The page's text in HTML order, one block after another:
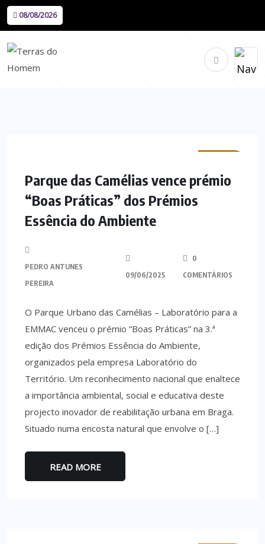
08/08/2026
Parque das Camélias vence prémio
“Boas Práticas” dos Prémios
Essência do Ambiente
PEDRO ANTUNES
PEREIRA
09/06/2025
0
COMENTÁRIOS
O Parque Urbano das Camélias – Laboratório para a
EMMAC venceu o prémio “Boas Práticas” na 3.ª
edição dos Prémios Essência do Ambiente,
organizados pela empresa Laboratório do
Território. Um reconhecimento nacional que enaltece
a importância ambiental, social e educativa deste
projecto inovador de reabilitação urbana em Braga.
Situado numa encosta natural que envolve o […]
READ MORE